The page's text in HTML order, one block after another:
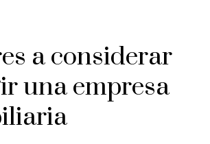
a considerar
una empresa